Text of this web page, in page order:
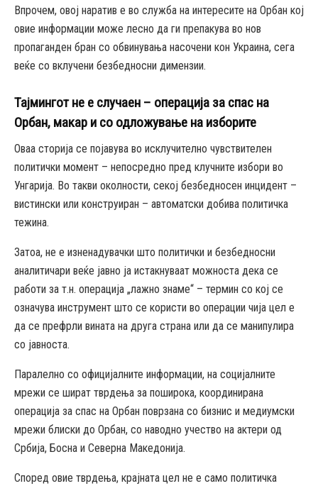
Впрочем, овој наратив е во служба на интересите на Орбан кој
овие информации може лесно да ги препакува во нов
пропаганден бран со обвинувања насочени кон Украина, сега
веќе со вклучени безбедносни димензии.
Тајмингот не е случаен – операција за спас на
Орбан, макар и со одложување на изборите
Оваа сторија се појавува во исклучително чувствителен
политички момент – непосредно пред клучните избори во
Унгарија. Во такви околности, секој безбедносен инцидент –
вистински или конструиран – автоматски добива политичка
тежина.
Затоа, не е изненадувачки што политички и безбедносни
аналитичари веќе јавно ја истакнуваат можноста дека се
работи за т.н. операција „лажно знаме“ – термин со кој се
означува инструмент што се користи во операции чија цел е
да се префрли вината на друга страна или да се манипулира
со јавноста.
Паралелно со официјалните информации, на социјалните
мрежи се шират тврдења за поширока, координирана
операција за спас на Орбан поврзана со бизнис и медиумски
мрежи блиски до Орбан, со наводно учество на актери од
Србија, Босна и Северна Македонија.
Според овие тврдења, крајната цел не е само политичка